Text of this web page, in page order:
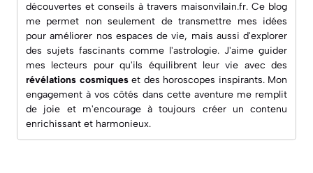
découvertes et conseils à travers maisonvilain.fr. Ce blog
me permet non seulement de transmettre mes idées
pour améliorer nos espaces de vie, mais aussi d'explorer
des sujets fascinants comme l'astrologie. J'aime guider
mes lecteurs pour qu'ils équilibrent leur vie avec des
révélations cosmiqueset des horoscopes inspirants. Mon
engagement à vos côtés dans cette aventure me remplit
de joie et m'encourage à toujours créer un contenu
enrichissant et harmonieux.